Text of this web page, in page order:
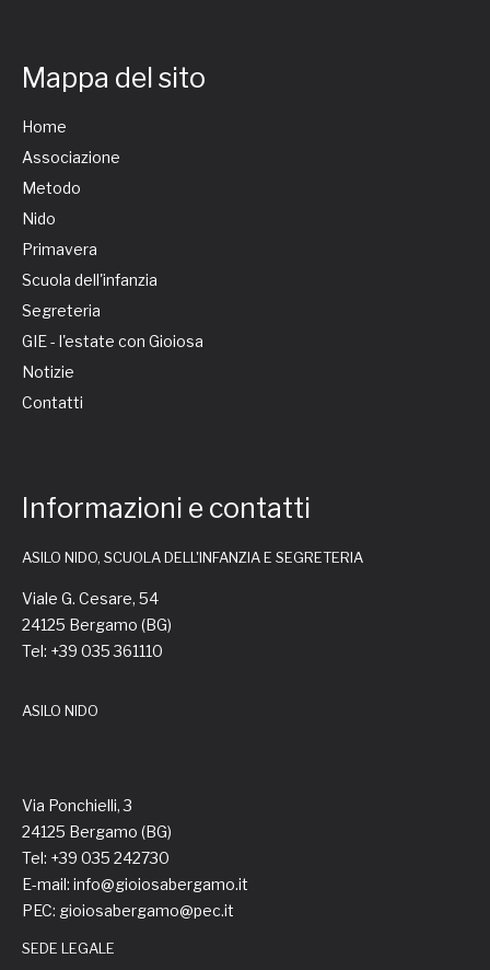
Mappa del sito
Home
Associazione
Metodo
Nido
Primavera
Scuola dell'infanzia
Segreteria
GIE - l'estate con Gioiosa
Notizie
Contatti
Informazioni e contatti
ASILO NIDO, SCUOLA DELL'INFANZIA E SEGRETERIA
Viale G. Cesare, 54
24125 Bergamo (BG)
Tel: +39 035 361110
ASILO NIDO
Via Ponchielli, 3
24125 Bergamo (BG)
Tel: +39 035 242730
E-mail: info@gioiosabergamo.it
PEC: gioiosabergamo@pec.it
SEDE LEGALE